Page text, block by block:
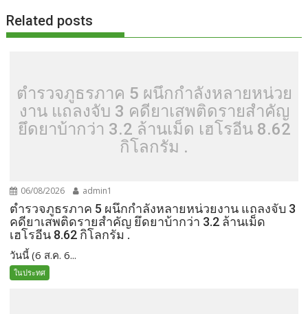
Related posts
ตำรวจภูธรภาค 5 ผนึกกำลังหลายหน่วย
งาน แถลงจับ 3 คดียาเสพติดรายสำคัญ
ยึดยาบ้ากว่า 3.2 ล้านเม็ด เฮโรอีน 8.62
กิโลกรัม .
06/08/2026 admin1
ตำรวจภูธรภาค 5 ผนึกกำลังหลายหน่วยงาน แถลงจับ 3
คดียาเสพติดรายสำคัญ ยึดยาบ้ากว่า 3.2 ล้านเม็ด
เฮโรอีน 8.62 กิโลกรัม .
วันนี้ (6 ส.ค. 6...
ในประทศ